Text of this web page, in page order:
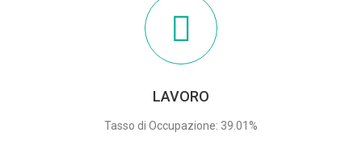
LAVORO
Tasso di Occupazione: 39.01%